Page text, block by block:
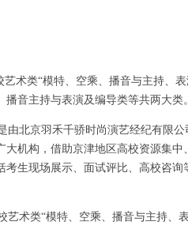
术类“模特、空乘、播音与主持、
播音主持与表演及编导类等共两大
北京羽禾千骄时尚演艺经纪有限
大机构，借助京津地区高校资源集
考生现场展示、面试评比、高校咨
术类“模特、空乘、播音与主持、